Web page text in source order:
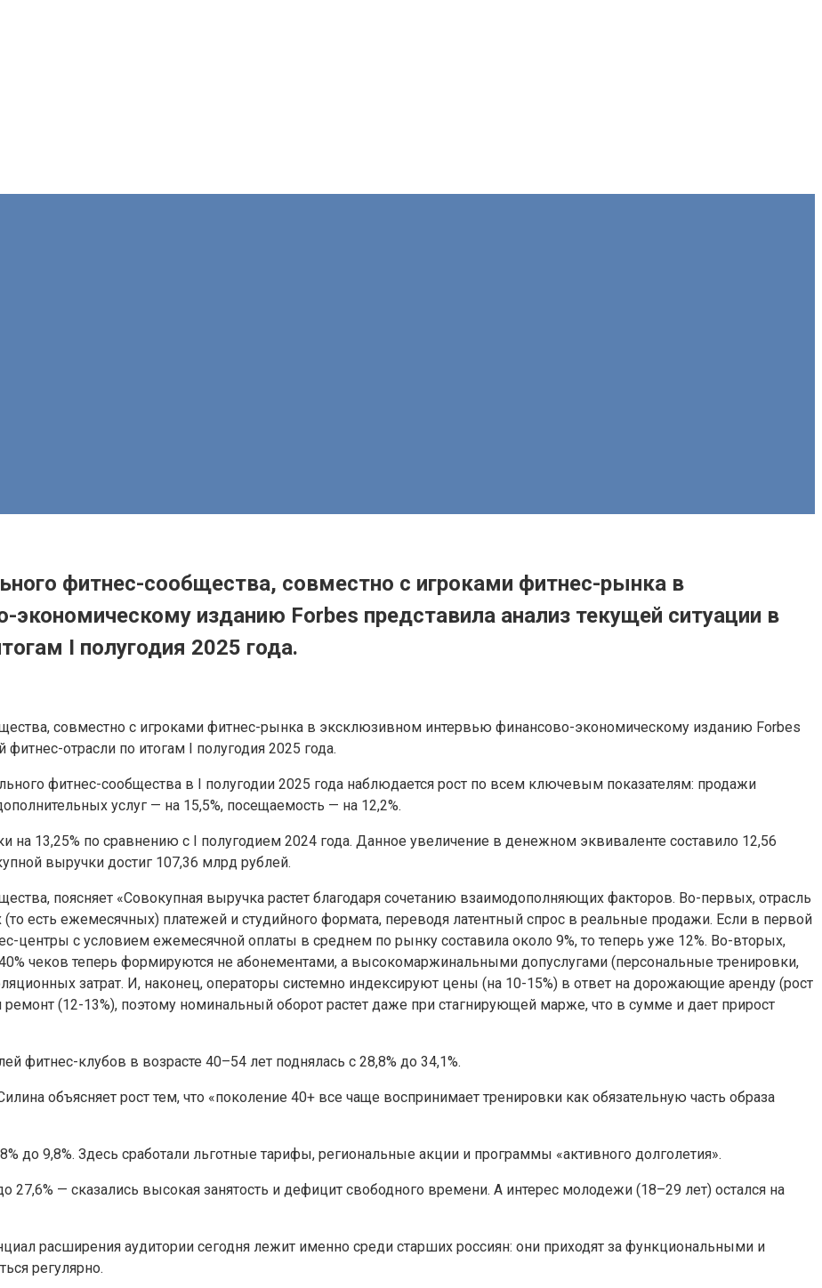
фитнес-сообщества, совместно с игроками фитнес-рынка в
изданию Forbes представила анализ текущей ситуации в
I полугодия 2025 года.
совместно с игроками фитнес-рынка в эксклюзивном интервью финансово-экономическому изданию Forbes
отрасли по итогам I полугодия 2025 года.
фитнес-сообщества в I полугодии 2025 года наблюдается рост по всем ключевым показателям: продажи
услуг — на 15,5%, посещаемость — на 12,2%.
на 13,25% по сравнению с I полугодием 2024 года. Данное увеличение в денежном эквиваленте составило 12,56
выручки достиг 107,36 млрд рублей.
поясняет «Совокупная выручка растет благодаря сочетанию взаимодополняющих факторов. Во-первых, отрасль
есть ежемесячных) платежей и студийного формата, переводя латентный спрос в реальные продажи. Если в первой
центры с условием ежемесячной оплаты в среднем по рынку составила около 9%, то теперь уже 12%. Во-вторых,
чеков теперь формируются не абонементами, а высокомаржинальными допуслугами (персональные тренировки,
затрат. И, наконец, операторы системно индексируют цены (на 10-15%) в ответ на дорожающие аренду (рост
(12-13%), поэтому номинальный оборот растет даже при стагнирующей марже, что в сумме и дает прирост
фитнес-клубов в возрасте 40–54 лет поднялась с 28,8% до 34,1%.
объясняет рост тем, что «поколение 40+ все чаще воспринимает тренировки как обязательную часть образа
до 9,8%. Здесь сработали льготные тарифы, региональные акции и программы «активного долголетия».
27,6% — сказались высокая занятость и дефицит свободного времени. А интерес молодежи (18–29 лет) остался на
расширения аудитории сегодня лежит именно среди старших россиян: они приходят за функциональными и
регулярно.